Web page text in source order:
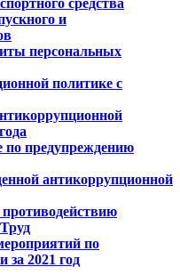
и
персональных
политике с
по предупреждению
антикоррупционной
по
за 2021 год